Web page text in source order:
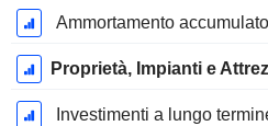
Ammortamento accumulato
Proprietà, Impianti e
Investimenti a lungo